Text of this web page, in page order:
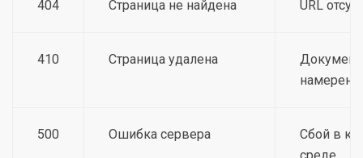
404 Страница не найдена URL
410 Страница удалена
Документ
500 Ошибка сервера
Сбой в